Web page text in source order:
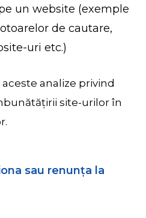
un website (exemple
de cautare,
uri etc.)
analize privind
site-urilor în
sau renunța la